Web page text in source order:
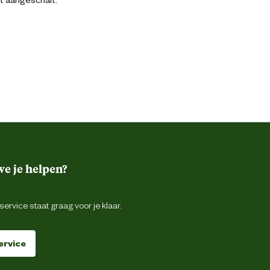
je helpen?
staat graag voor je klaar.